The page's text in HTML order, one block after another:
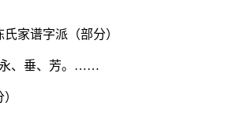
家谱字派（部分）
、垂、芳。……